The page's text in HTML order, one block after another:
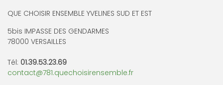
QUE CHOISIR ENSEMBLE YVELINES SUD ET EST
5bis IMPASSE DES GENDARMES
78000 VERSAILLES
Tél: 01.39.53.23.69
contact@781.quechoisirensemble.fr